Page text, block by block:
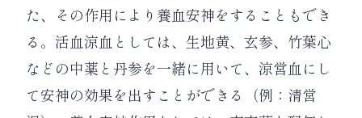
た、その作用により養血安神をすることもでき
る。活血涼血としては、生地黄、玄参、竹葉心
などの中薬と丹参を一緒に用いて、涼営血にし
て安神の効果を出すことができる（例：清営